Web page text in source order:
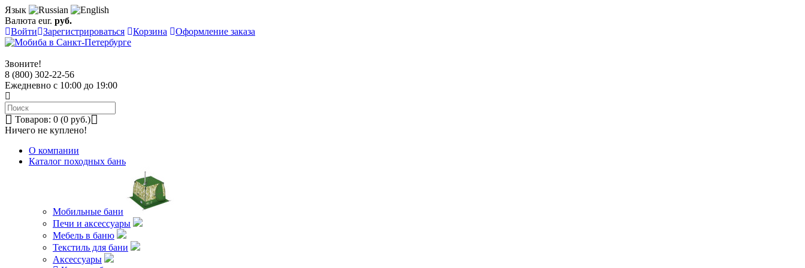
Язык
Валюта eur. руб.
Войти
Зарегистрироваться Корзина Оформление заказа
Звоните!
8 (800) 302-22-56
Ежедневно с 10:00 до 19:00
Товаров: 0 (0 руб.)
Ничего не куплено!
О компании
Каталог походных бань
Мобильные бани
Печи и аксессуары
Мебель в баню
Текстиль для бани
Аксессуары